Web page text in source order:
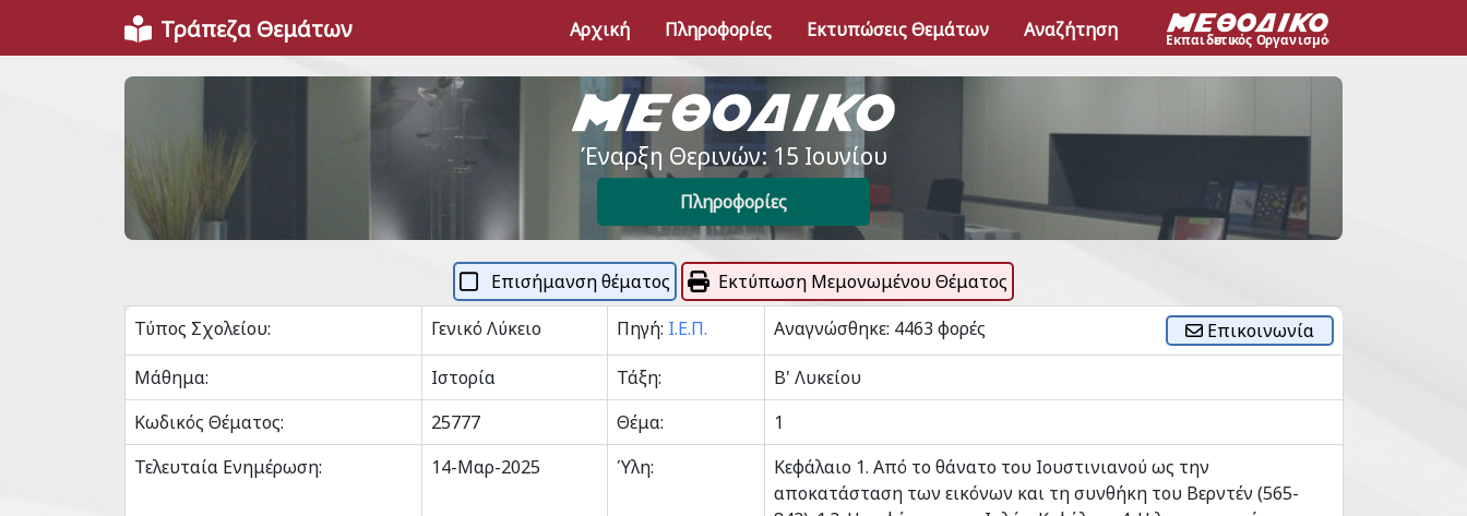
Τράπεζα Θεμάτων Αρχική Πληροφορίες Εκτυπώσεις Θεμάτων Αναζήτηση
Έναρξη Θερινών: 15 Ιουνίου
Πληροφορίες
Επισήμανση θέματος
Εκτύπωση Μεμονωμένου Θέματος
Τύπος Σχολείου:
Γενικό Λύκειο Πηγή: Ι.Ε.Π. Αναγνώσθηκε: 4463 φορές
Επικοινωνία
Μάθημα:
Ιστορία Τάξη:
Β' Λυκείου
Κωδικός Θέματος:
25777 Θέμα:
1
Τελευταία Ενημέρωση:
14-Μαρ-2025 Ύλη:
Κεφάλαιο 1. Από το θάνατο του Ιουστινιανού ως την
αποκατάσταση των εικόνων και τη συνθήκη του Βερντέν (565-